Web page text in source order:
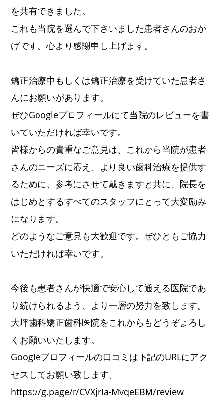
を共有できました。
これも当院を選んで下さいました患者さんのおか
げです。心より感謝申し上げます。
矯正治療中もしくは矯正治療を受けていた患者さ
んにお願いがあります。
ぜひGoogleプロフィールにて当院のレビューを書
いていただければ幸いです。
皆様からの貴重なご意見は、これから当院が患者
さんのニーズに応え、より良い歯科治療を提供す
るために、参考にさせて戴きますと共に、院長を
はじめとするすべてのスタッフにとって大変励み
になります。
どのようなご意見も大歓迎です。ぜひともご協力
いただければ幸いです。
今後も患者さんが快適で安心して通える医院であ
り続けられるよう、より一層の努力を致します。
大坪歯科矯正歯科医院をこれからもどうぞよろし
くお願いいたします。
Googleプロフィールの口コミは下記のURLにアク
セスしてお願い致します。
https://g.page/r/CVXjrIa-MvqeEBM/review